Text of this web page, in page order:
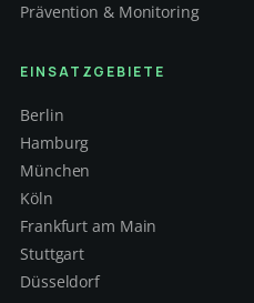
Prävention & Monitoring
EINSATZGEBIETE
Berlin
Hamburg
München
Köln
Frankfurt am Main
Stuttgart
Düsseldorf